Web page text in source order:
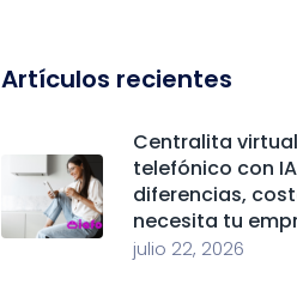
Artículos recientes
Centralita
telefónico con
diferencias,
necesita tu
julio 22, 2026